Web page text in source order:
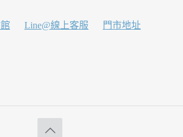
Line@線上客服
門市地址